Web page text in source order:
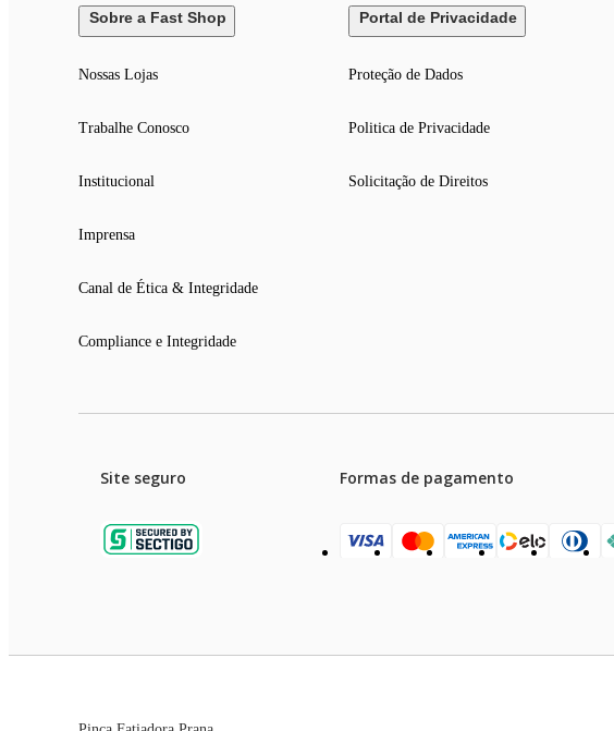
Sobre a Fast Shop
Nossas Lojas
Trabalhe Conosco
Institucional
Imprensa
Canal de Ética & Integridade
Compliance e Integridade
Portal de Privacidade
Proteção de Dados
Politica de Privacidade
Solicitação de Direitos
Site seguro Formas de pagamento